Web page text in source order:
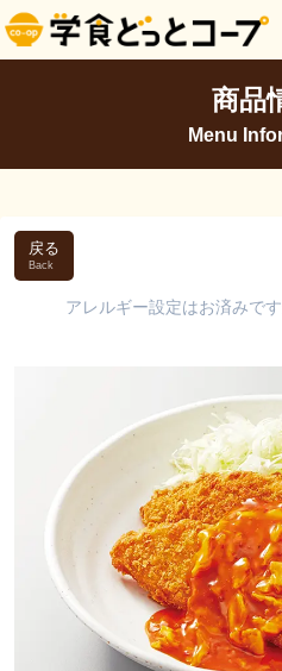
商品
Menu
戻る
Back
アレルギー設定はお済みです